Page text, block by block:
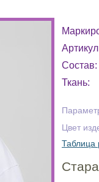
Состав:
Ткань:
Цвет
Таблица